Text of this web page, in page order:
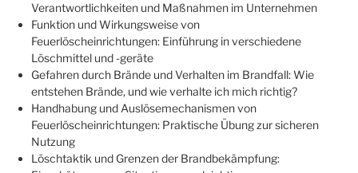
Verantwortlichkeiten und Maßnahmen im Unternehmen
Funktion und Wirkungsweise von
Feuerlöscheinrichtungen: Einführung in verschiedene
Löschmittel und -geräte
Gefahren durch Brände und Verhalten im Brandfall: Wie
entstehen Brände, und wie verhalte ich mich richtig?
Handhabung und Auslösemechanismen von
Feuerlöscheinrichtungen: Praktische Übung zur sicheren
Nutzung
Löschtaktik und Grenzen der Brandbekämpfung: